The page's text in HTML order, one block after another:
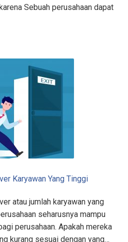
Sebuah perusahaan dapat
Karyawan Yang Tinggi
atau jumlah karyawan yang
seharusnya mampu
perusahaan. Apakah mereka
kurang sesuai dengan yang…